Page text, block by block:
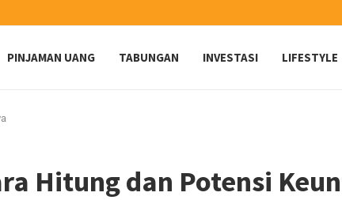
PINJAMAN UANG TABUNGAN INVESTASI LIFESTYLE
Hitung dan Potensi